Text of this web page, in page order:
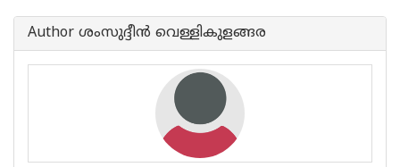
Author ശംസുദ്ദീന്‍ വെള്ളികുളങ്ങര